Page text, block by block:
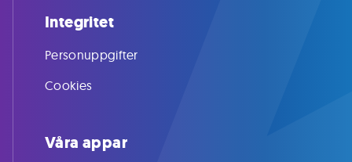
Integritet
Personuppgifter
Cookies
Våra appar